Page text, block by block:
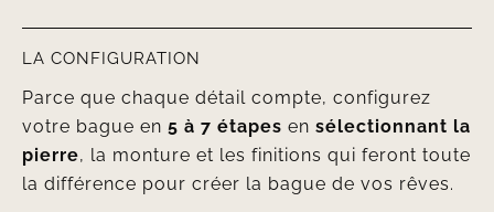
LA CONFIGURATION
Parce que chaque détail compte, configurez
votre bague en 5 à 7 étapes en sélectionnant la
pierre, la monture et les finitions qui feront toute
la différence pour créer la bague de vos rêves.